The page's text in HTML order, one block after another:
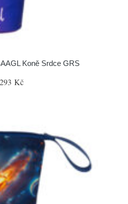
Koně Srdce GRS
293 Kč